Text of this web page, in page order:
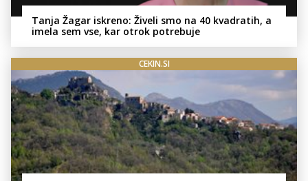
Tanja Žagar iskreno: Živeli smo na 40 kvadratih, a
imela sem vse, kar otrok potrebuje
CEKIN.SI